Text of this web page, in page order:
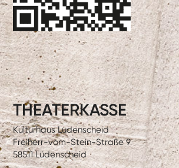
THEATERKASSE
Kulturhaus Lüdenscheid
Freiherr-vom-Stein-Straße 9
58511 Lüdenscheid